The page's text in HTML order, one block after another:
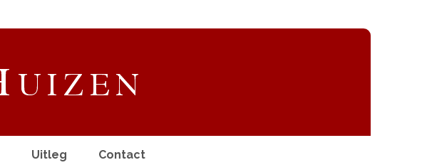
Uitleg Contact